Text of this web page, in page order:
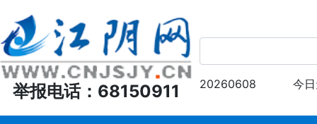
举报电话：68150911 20260608 今